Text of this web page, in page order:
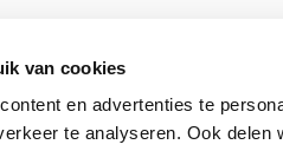
van cookies
en advertenties te
te analyseren. Ook delen